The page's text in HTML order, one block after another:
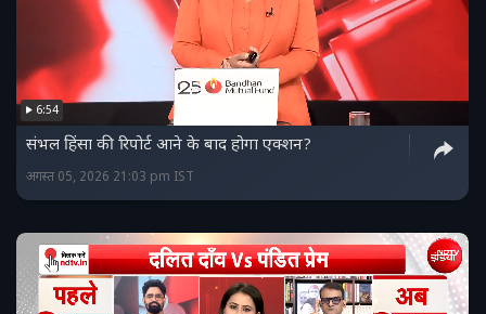
6:54
संभल हिंसा की रिपोर्ट आने के बाद होगा एक्शन?
अगस्त 05, 2026 21:03 pm IST